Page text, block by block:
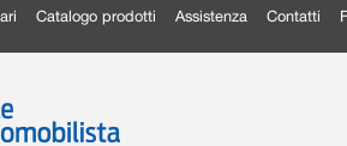
Catalogo prodotti Assistenza Contatti